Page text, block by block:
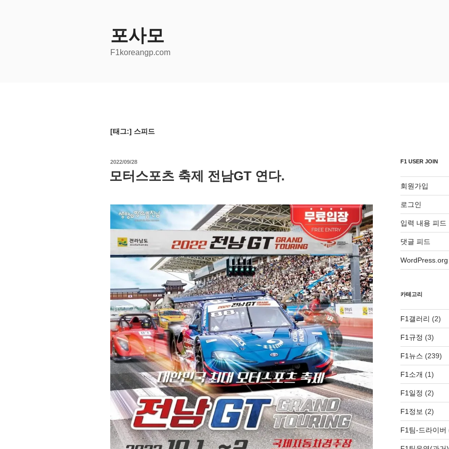
포사모
F1koreangp.com
[태그:] 스피드
작
일
2022/09/28
모터스포츠 축제 전남GT 연다.
F1 USER JOIN
회원가입
로그인
입력 내용 피드
댓글 피드
WordPress.org
카테고리
F1갤러리 (2)
F1규정 (3)
F1뉴스 (239)
F1소개 (1)
F1일정 (2)
F1정보 (2)
F1팀-드라이버